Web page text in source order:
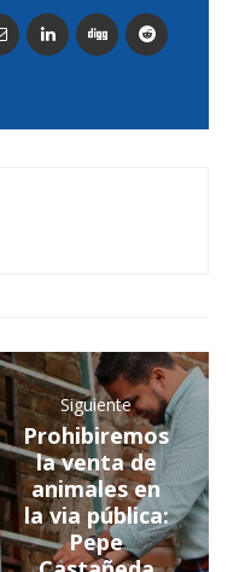
Siguiente
Prohibiremos
la venta de
animales en
la via pública:
Pepe